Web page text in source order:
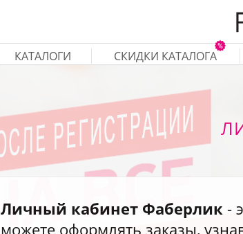
КАТАЛОГИ СКИДКИ КАТАЛОГА
Личный кабинет Фаберлик -
можете оформлять заказы,